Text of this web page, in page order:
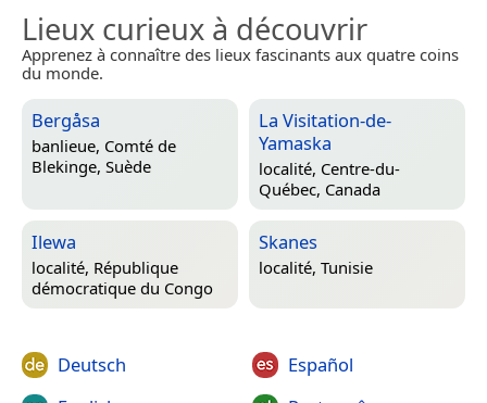
Lieux curieux à découvrir
Apprenez à connaître des lieux fascinants aux quatre coins
du monde.
Bergåsa
banlieue, Comté de
Blekinge, Suède
La Visitation-de-
Yamaska
localité, Centre-du-
Québec, Canada
Ilewa
localité, République
démocratique du Congo
Skanes
localité, Tunisie
Deutsch
Español